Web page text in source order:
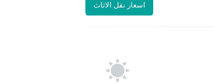
اسعار نقل الاثاث